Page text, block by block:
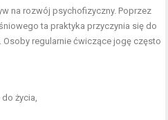
na rozwój psychofizyczny. Poprzez
ta praktyka przyczynia się do
regularnie ćwiczące jogę często
życia,